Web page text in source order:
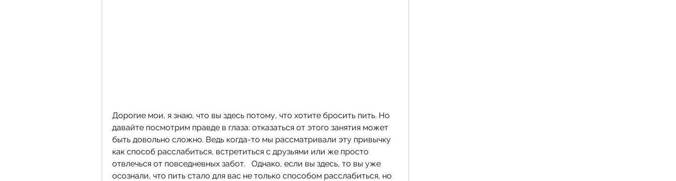
Дорогие мои, я знаю, что вы здесь потому, что хотите бросить пить. Но
давайте посмотрим правде в глаза: отказаться от этого занятия может
быть довольно сложно. Ведь когда-то мы рассматривали эту привычку
как способ расслабиться, встретиться с друзьями или же просто
отвлечься от повседневных забот.   Однако, если вы здесь, то вы уже
осознали, что пить стало для вас не только способом расслабиться, но